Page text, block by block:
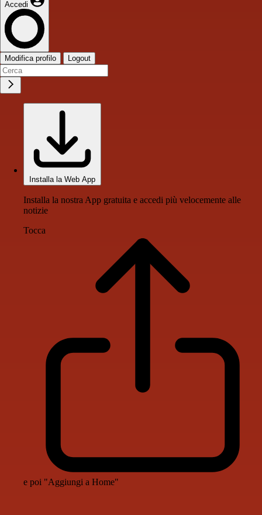
Accedi
Modifica profilo Logout
Installa la Web App
Installa la nostra App gratuita e accedi più velocemente alle
notizie
Tocca
e poi "Aggiungi a Home"